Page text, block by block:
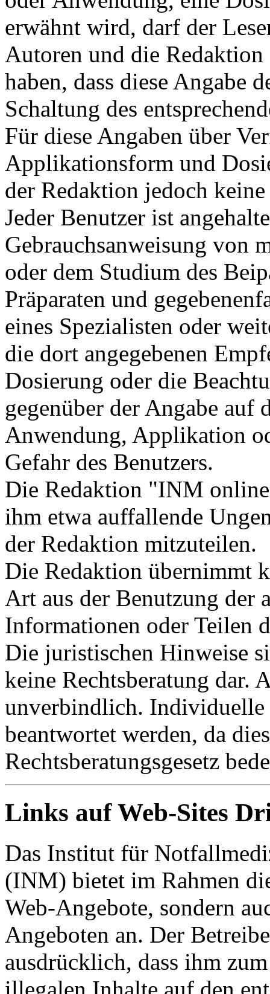
erwähnt wird, darf der
Autoren und die
haben, dass diese Angabe
Schaltung des
Für diese Angaben über
Applikationsform und
der Redaktion jedoch
Jeder Benutzer ist
Gebrauchsanweisung von
oder dem Studium des
Präparaten und
eines Spezialisten oder
die dort angegebenen
Dosierung oder die
gegenüber der Angabe auf
Anwendung, Applikation
Gefahr des Benutzers.
Die Redaktion "INM
ihm etwa auffallende
der Redaktion mitzuteilen.
Die Redaktion übernimmt
Art aus der Benutzung der
Informationen oder Teilen
Die juristischen Hinweise
keine Rechtsberatung dar.
unverbindlich. Individuelle
beantwortet werden, da
Rechtsberatungsgesetz
Links auf Web-Sites
Das Institut für
(INM) bietet im Rahmen
Web-Angebote, sondern
Angeboten an. Der
ausdrücklich, dass ihm
illegalen Inhalte auf den